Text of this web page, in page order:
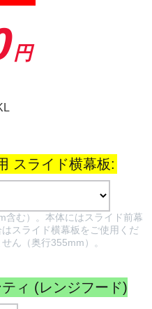
円
スライド横幕板:
含む）。本体にはスライド前幕
スライド横幕板をご使用くだ
ん（奥行355mm）。
ィ (レンジフード)